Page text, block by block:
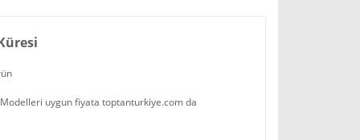
Modelleri uygun fiyata toptanturkiye.com da